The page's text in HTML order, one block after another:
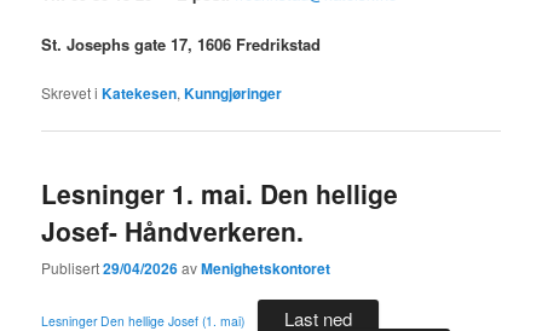
St. Josephs gate 17, 1606 Fredrikstad
Skrevet i Katekesen,Kunngjøringer
Lesninger 1. mai. Den hellige
Josef- Håndverkeren.
Publisert29/04/2026avMenighetskontoret
Lesninger Den hellige Josef (1. mai) Last ned